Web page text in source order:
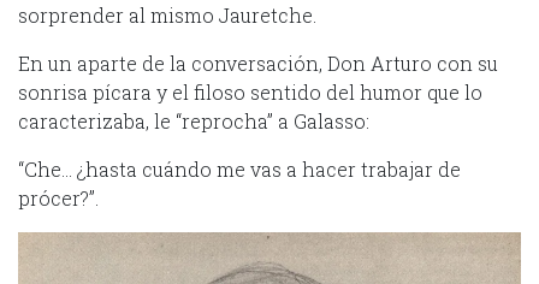
sorprender al mismo Jauretche.
En un aparte de la conversación, Don Arturo con su
sonrisa pícara y el filoso sentido del humor que lo
caracterizaba, le “reprocha” a Galasso:
“Che… ¿hasta cuándo me vas a hacer trabajar de
prócer?”.